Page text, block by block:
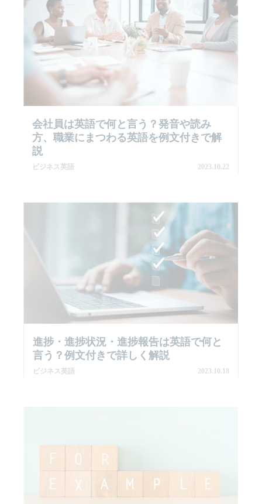
会社員は英語で何と言う？発音や読み
方、職業にまつわる英語を例文付きで解
説
ビジネス英語 2023.10.22
進捗・進捗状況・進捗報告は英語で何と
言う？例文付きで詳しく解説
ビジネス英語 2023.10.18